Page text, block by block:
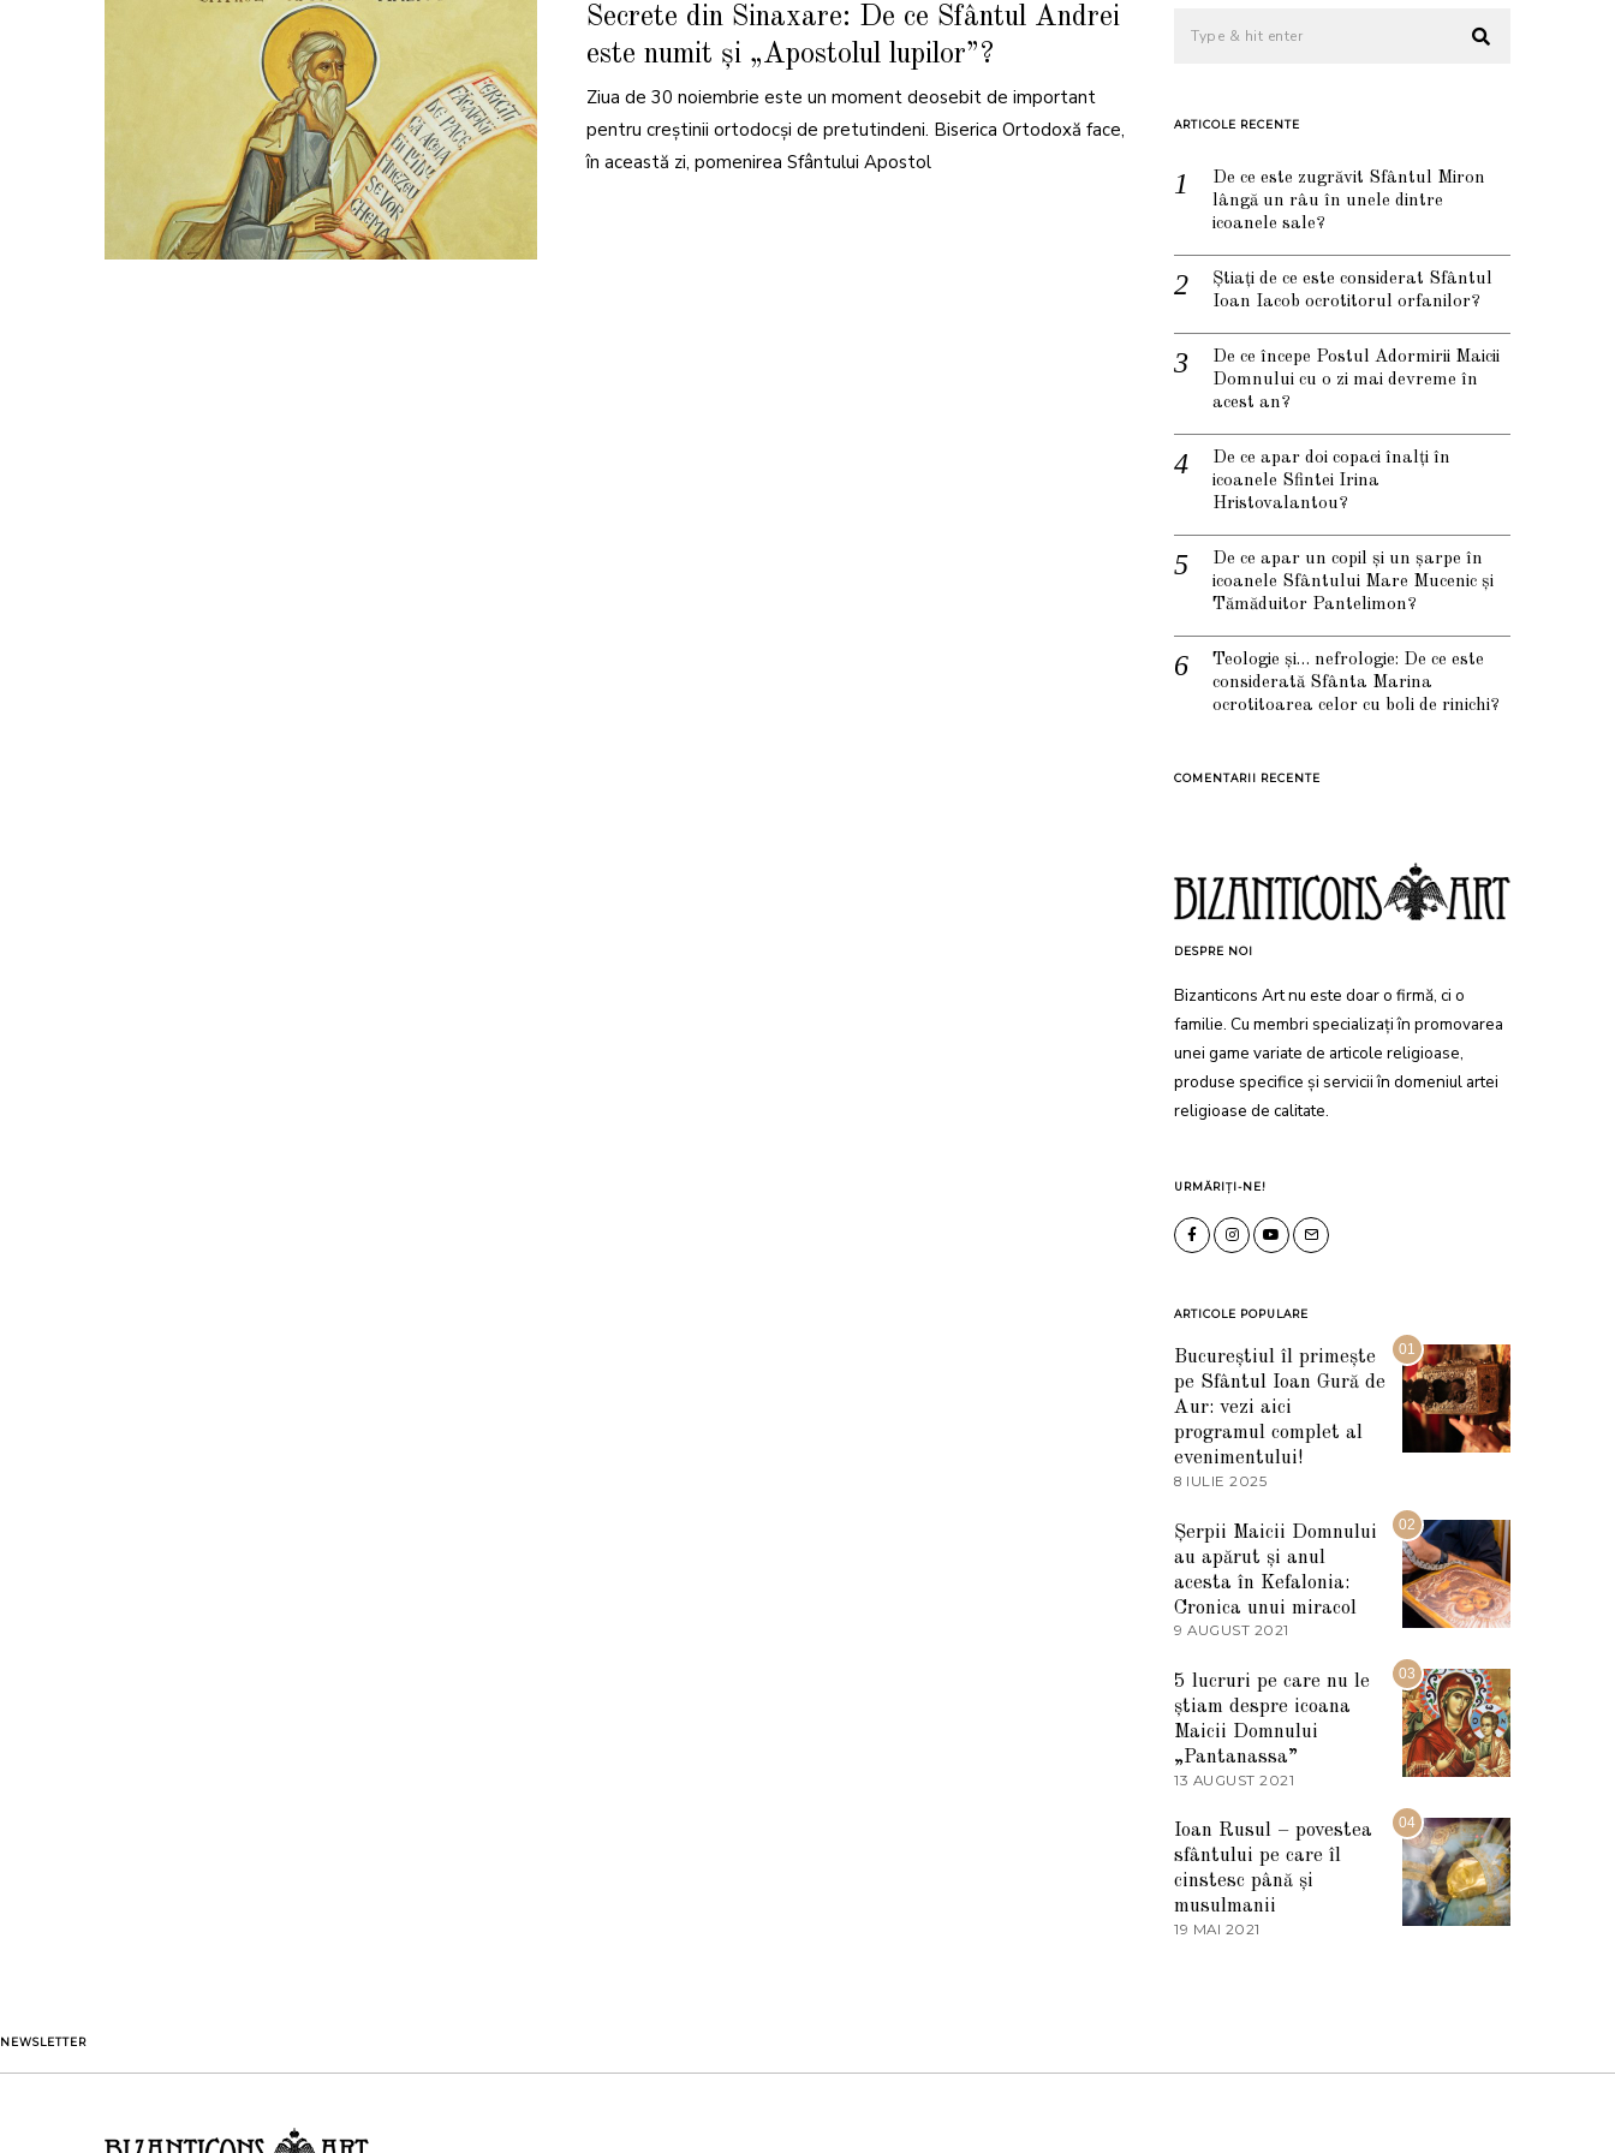
N
O
E
M
R
E
2
2
Secrete din Sinaxare: De ce Sfântul Andrei
este numit și „Apostolul lupilor”?
Ziua de 30 noiembrie este un moment deosebit de important
pentru creștinii ortodocși de pretutindeni. Biserica Ortodoxă face,
în această zi, pomenirea Sfântului Apostol
ARTICOLE RECENTE
De ce este zugrăvit Sfântul Miron
lângă un râu în unele dintre
icoanele sale?
Știați de ce este considerat Sfântul
Ioan Iacob ocrotitorul orfanilor?
De ce începe Postul Adormirii Maicii
Domnului cu o zi mai devreme în
acest an?
De ce apar doi copaci înalți în
icoanele Sfintei Irina
Hristovalantou?
De ce apar un copil și un șarpe în
icoanele Sfântului Mare Mucenic și
Tămăduitor Pantelimon?
Teologie și… nefrologie: De ce este
considerată Sfânta Marina
ocrotitoarea celor cu boli de rinichi?
COMENTARII RECENTE
DESPRE NOI
Bizanticons Art nu este doar o firmă, ci o
familie. Cu membri specializați în promovarea
unei game variate de articole religioase,
produse specifice și servicii în domeniul artei
religioase de calitate.
URMĂRIȚI-NE!
ARTICOLE POPULARE
01
Bucureștiul îl primește
pe Sfântul Ioan Gură de
Aur: vezi aici
programul complet al
evenimentului!
8 IULIE 2025
U
L
I
2
0
5
02
Șerpii Maicii Domnului
au apărut și anul
acesta în Kefalonia:
Cronica unui miracol
9 AUGUST 2021
A
R
T
I
2
2
2
03
5 lucruri pe care nu le
știam despre icoana
Maicii Domnului
„Pantanassa”
13 AUGUST 2021
U
G
U
S
04
Ioan Rusul – povestea
sfântului pe care îl
cinstesc până și
musulmanii
19 MAI 2021
NEWSLETTER